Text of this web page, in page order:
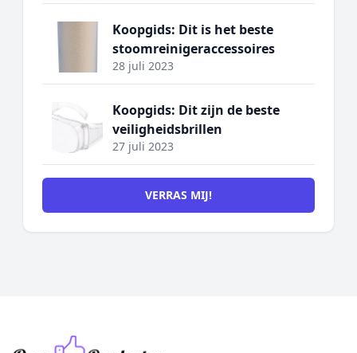
Koopgids: Dit is het beste
stoomreinigeraccessoires
28 juli 2023
Koopgids: Dit zijn de beste
veiligheidsbrillen
27 juli 2023
VERRAS MIJ!